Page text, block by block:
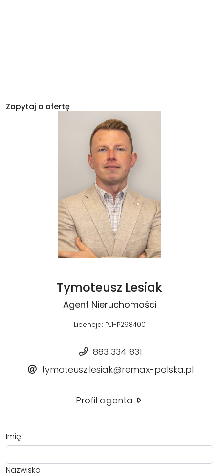
Zapytaj o ofertę
Tymoteusz Lesiak
Agent Nieruchomości
Licencja: PL1-P298400
883 334 831
tymoteusz.lesiak@remax-polska.pl
Profil agenta
Imię
Nazwisko